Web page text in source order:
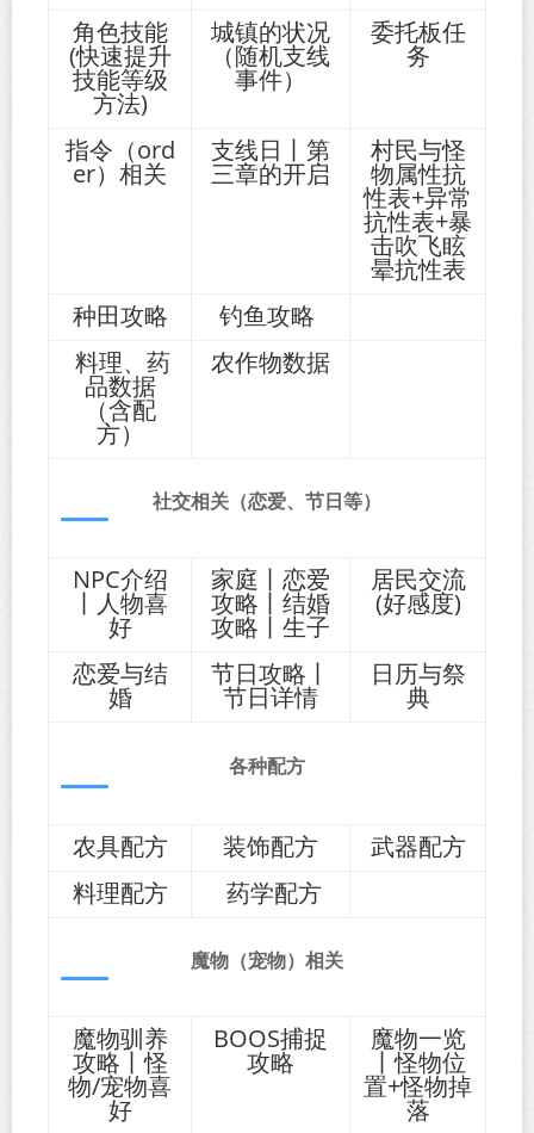
角色技能
(快速提升
技能等级
方法)
城镇的状况
（随机支线
事件）
委托板任
务
指令（ord
er）相关
支线日丨第
三章的开启
村民与怪
物属性抗
性表+异常
抗性表+暴
击吹飞眩
晕抗性表
种田攻略
钓鱼攻略
料理、药
品数据
（含配
方）
农作物数据
社交相关（恋爱、节日等）
NPC介绍
丨人物喜
好
家庭丨恋爱
攻略丨结婚
攻略丨生子
居民交流
(好感度)
恋爱与结
婚
节日攻略丨
节日详情
日历与祭
典
各种配方
农具配方 装饰配方
武器配方
料理配方
药学配方
魔物（宠物）相关
魔物驯养
攻略丨怪
物/宠物喜
好
BOOS捕捉
攻略
魔物一览
丨怪物位
置+怪物掉
落